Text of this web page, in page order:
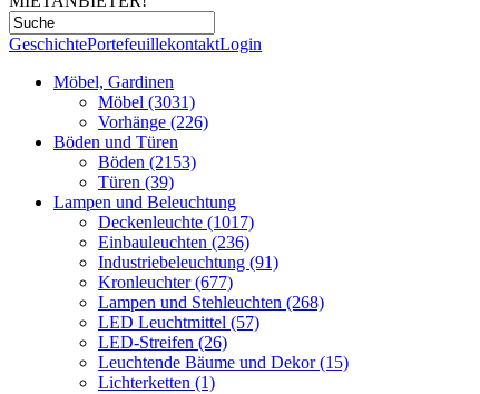
GeschichtePortefeuillekontaktLogin
Möbel, Gardinen
Möbel (3031)
Vorhänge (226)
Böden und Türen
Böden (2153)
Türen (39)
Lampen und Beleuchtung
Deckenleuchte (1017)
Einbauleuchten (236)
Industriebeleuchtung (91)
Kronleuchter (677)
Lampen und Stehleuchten (268)
LED Leuchtmittel (57)
LED-Streifen (26)
Leuchtende Bäume und Dekor (15)
Lichterketten (1)